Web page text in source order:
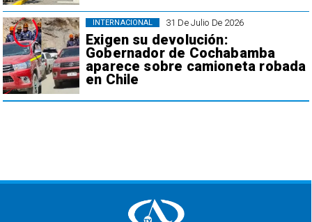
31 De Julio De 2026
Exigen su devolución:
Gobernador de Cochabamba
aparece sobre camioneta robada
en Chile
INTERNACIONAL